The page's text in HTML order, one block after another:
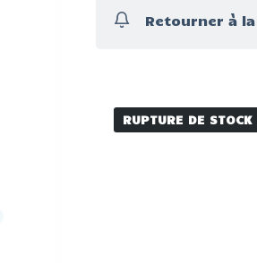
Retourner à
RUPTURE DE STOCK